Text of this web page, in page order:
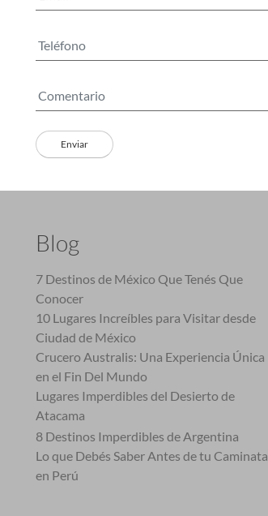
Blog
7 Destinos de México Que Tenés Que
Conocer
10 Lugares Increíbles para Visitar desde
Ciudad de México
Crucero Australis: Una Experiencia Única
en el Fin Del Mundo
Lugares Imperdibles del Desierto de
Atacama
8 Destinos Imperdibles de Argentina
Lo que Debés Saber Antes de tu Caminata
en Perú